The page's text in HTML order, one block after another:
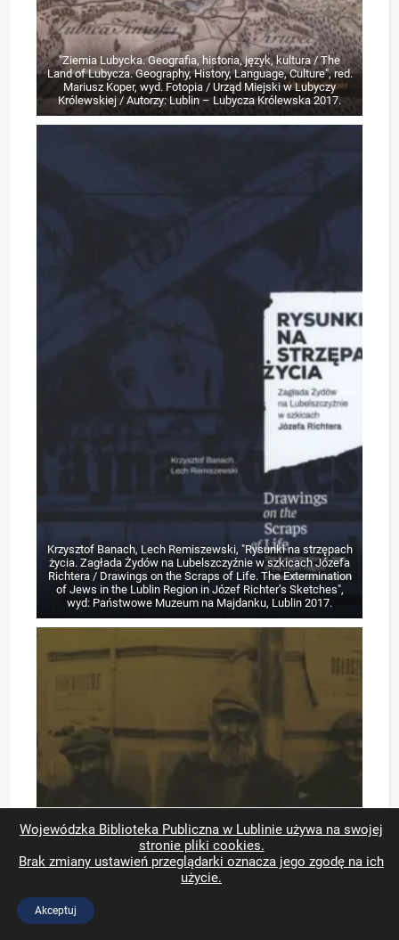
"Ziemia Lubycka. Geografia, historia, język, kultura / The
Land of Lubycza. Geography, History, Language, Culture", red.
Mariusz Koper, wyd. Fotopia / Urząd Miejski w Lubyczy
Królewskiej / Autorzy: Lublin – Lubycza Królewska 2017.
Krzysztof Banach, Lech Remiszewski, "Rysunki na strzępach
życia. Zagłada Żydów na Lubelszczyźnie w szkicach Józefa
Richtera / Drawings on the Scraps of Life. The Extermination
of Jews in the Lublin Region in Józef Richter’s Sketches",
wyd: Państwowe Muzeum na Majdanku, Lublin 2017.
Wojewódzka Biblioteka Publiczna w Lublinie używa na swojej
stronie pliki cookies.
Brak zmiany ustawień przeglądarki oznacza jego zgodę na ich
użycie.
Akceptuj